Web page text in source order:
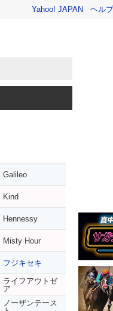
Yahoo! JAPAN ヘルプ
Galileo
Kind
Hennessy
Misty Hour
フジキセキ
ライフアウトゼ
ア
ノーザンテース